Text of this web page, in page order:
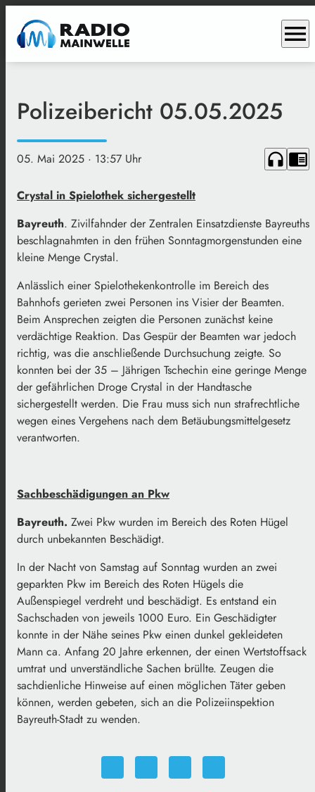
menu
Polizeibericht 05.05.2025
05. Mai 2025 · 13:57 Uhr headphones chrome_reader_mode
Crystal in Spielothek sichergestellt
Bayreuth. Zivilfahnder der Zentralen Einsatzdienste Bayreuths
beschlagnahmten in den frühen Sonntagmorgenstunden eine
kleine Menge Crystal.
Anlässlich einer Spielothekenkontrolle im Bereich des
Bahnhofs gerieten zwei Personen ins Visier der Beamten.
Beim Ansprechen zeigten die Personen zunächst keine
verdächtige Reaktion. Das Gespür der Beamten war jedoch
richtig, was die anschließende Durchsuchung zeigte. So
konnten bei der 35 – Jährigen Tschechin eine geringe Menge
der gefährlichen Droge Crystal in der Handtasche
sichergestellt werden. Die Frau muss sich nun strafrechtliche
wegen eines Vergehens nach dem Betäubungsmittelgesetz
verantworten.
Sachbeschädigungen an Pkw
Bayreuth. Zwei Pkw wurden im Bereich des Roten Hügel
durch unbekannten Beschädigt.
In der Nacht von Samstag auf Sonntag wurden an zwei
geparkten Pkw im Bereich des Roten Hügels die
Außenspiegel verdreht und beschädigt. Es entstand ein
Sachschaden von jeweils 1000 Euro. Ein Geschädigter
konnte in der Nähe seines Pkw einen dunkel gekleideten
Mann ca. Anfang 20 Jahre erkennen, der einen Wertstoffsack
umtrat und unverständliche Sachen brüllte. Zeugen die
sachdienliche Hinweise auf einen möglichen Täter geben
können, werden gebeten, sich an die Polizeiinspektion
Bayreuth-Stadt zu wenden.